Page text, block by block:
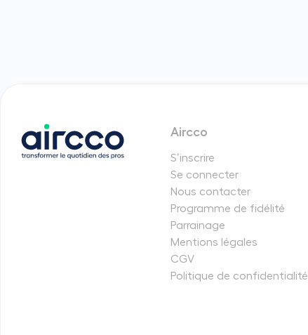
Aircco
S’inscrire
Se connecter
Nous contacter
Programme de fidélité
Parrainage
Mentions légales
CGV
Politique de confidentialité